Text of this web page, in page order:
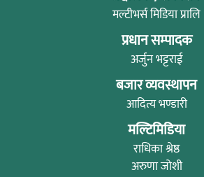
मल्टीभर्स मिडिया प्रालि
प्रधान सम्पादक
अर्जुन भट्टराई
बजार व्यवस्थापन
आदित्य भण्डारी
मल्टिमिडिया
राधिका श्रेष्ठ
अरुणा जोशी